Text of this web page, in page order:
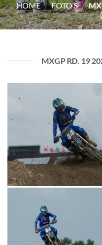
HOME / FOTO’S /
MXGP RD. 19